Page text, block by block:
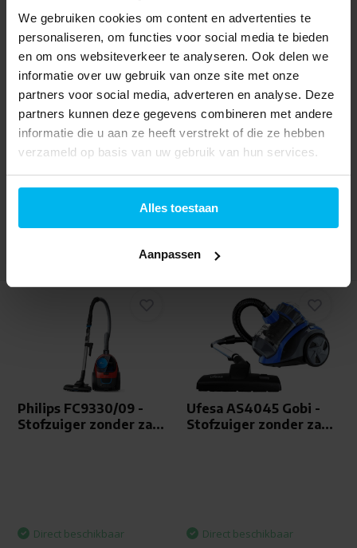
We gebruiken cookies om content en advertenties te
personaliseren, om functies voor social media te bieden
en om ons websiteverkeer te analyseren. Ook delen we
informatie over uw gebruik van onze site met onze
partners voor social media, adverteren en analyse. Deze
partners kunnen deze gegevens combineren met andere
informatie die u aan ze heeft verstrekt of die ze hebben
verzameld op basis van uw gebruik van hun services.
Alles toestaan
Aanpassen
Polti Forzaspira C110
PLUS - Stofzuiger ...
Direct beschikbaar
109,-
Ufesa AS4046 Wadi -
Stofzuiger zonder za...
Informeer naar de
beschikbaarheid
89,99
Philips FC9330/09 -
Stofzuiger zonder za...
Direct beschikbaar
Ufesa AS4045 Gobi -
Stofzuiger zonder za...
Direct beschikbaar